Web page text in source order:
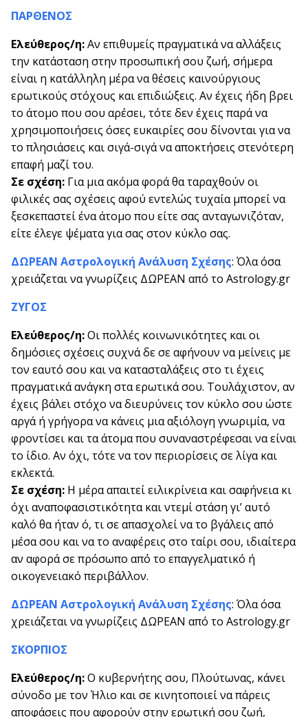
ΠΑΡΘΕΝΟΣ
Ελεύθερος/η:Αν επιθυμείς πραγματικά να αλλάξεις
την κατάσταση στην προσωπική σου ζωή, σήμερα
είναι η κατάλληλη μέρα να θέσεις καινούργιους
ερωτικούς στόχους και επιδιώξεις. Αν έχεις ήδη βρει
το άτομο που σου αρέσει, τότε δεν έχεις παρά να
χρησιμοποιήσεις όσες ευκαιρίες σου δίνονται για να
το πλησιάσεις και σιγά-σιγά να αποκτήσεις στενότερη
επαφή μαζί του.
Σε σχέση: Για μια ακόμα φορά θα ταραχθούν οι
φιλικές σας σχέσεις αφού εντελώς τυχαία μπορεί να
ξεσκεπαστεί ένα άτομο που είτε σας ανταγωνιζόταν,
είτε έλεγε ψέματα για σας στον κύκλο σας.
ΔΩΡΕΑΝ Αστρολογική Ανάλυση Σχέσης: Όλα όσα
χρειάζεται να γνωρίζεις ΔΩΡΕΑΝ από το Astrology.gr
ΖΥΓΟΣ
Ελεύθερος/η:Οι πολλές κοινωνικότητες και οι
δημόσιες σχέσεις συχνά δε σε αφήνουν να μείνεις με
τον εαυτό σου και να κατασταλάξεις στο τι έχεις
πραγματικά ανάγκη στα ερωτικά σου. Τουλάχιστον, αν
έχεις βάλει στόχο να διευρύνεις τον κύκλο σου ώστε
αργά ή γρήγορα να κάνεις μια αξιόλογη γνωριμία, να
φροντίσει και τα άτομα που συναναστρέφεσαι να είναι
το ίδιο. Αν όχι, τότε να τον περιορίσεις σε λίγα και
εκλεκτά.
Σε σχέση: Η μέρα απαιτεί ειλικρίνεια και σαφήνεια κι
όχι αναποφασιστικότητα και ντεμί στάση γι’ αυτό
καλό θα ήταν ό, τι σε απασχολεί να το βγάλεις από
μέσα σου και να το αναφέρεις στο ταίρι σου, ιδιαίτερα
αν αφορά σε πρόσωπο από το επαγγελματικό ή
οικογενειακό περιβάλλον.
ΔΩΡΕΑΝ Αστρολογική Ανάλυση Σχέσης: Όλα όσα
χρειάζεται να γνωρίζεις ΔΩΡΕΑΝ από το Astrology.gr
ΣΚΟΡΠΙΟΣ
Ελεύθερος/η:Ο κυβερνήτης σου, Πλούτωνας, κάνει
σύνοδο με τον Ήλιο και σε κινητοποιεί να πάρεις
αποφάσεις που αφορούν στην ερωτική σου ζωή,